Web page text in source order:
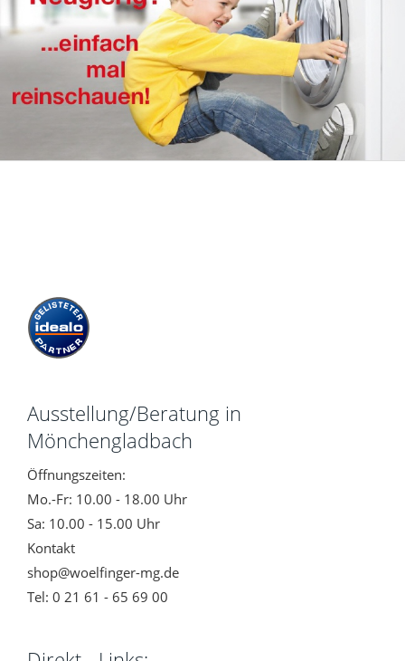
Ausstellung/Beratung in
Mönchengladbach
Öffnungszeiten:
Mo.-Fr: 10.00 - 18.00 Uhr
Sa: 10.00 - 15.00 Uhr
Kontakt
shop@woelfinger-mg.de
Tel: 0 21 61 - 65 69 00